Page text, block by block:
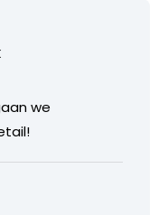
we